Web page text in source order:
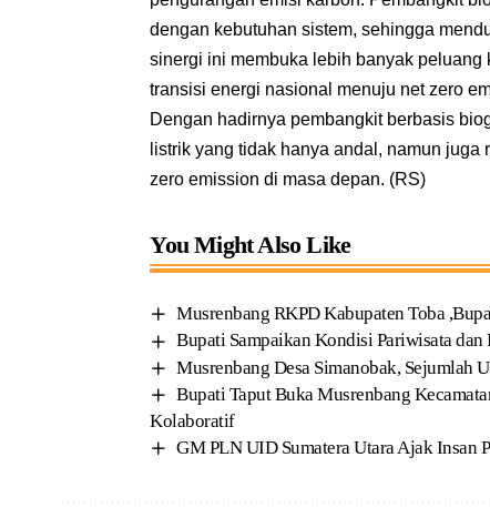
dengan kebutuhan sistem, sehingga
sinergi ini membuka lebih banyak
transisi energi nasional menuju net zero
Dengan hadirnya pembangkit berbasis
listrik yang tidak hanya andal, namun
zero emission di masa depan. (RS)
You Might Also Like
Musrenbang RKPD Kabupaten Toba
Bupati Sampaikan Kondisi Pariwisata
Musrenbang Desa Simanobak, Sejumlah
‎Bupati Taput Buka Musrenbang
Kolaboratif
GM PLN UID Sumatera Utara Ajak Insan